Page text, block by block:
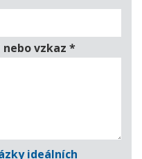
vzkaz *
ideálních